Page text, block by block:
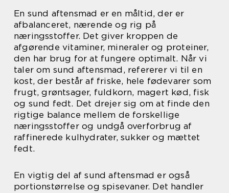
En sund aftensmad er en måltid, der er
afbalanceret, nærende og rig på
næringsstoffer. Det giver kroppen de
afgørende vitaminer, mineraler og proteiner,
den har brug for at fungere optimalt. Når vi
taler om sund aftensmad, refererer vi til en
kost, der består af friske, hele fødevarer som
frugt, grøntsager, fuldkorn, magert kød, fisk
og sund fedt. Det drejer sig om at finde den
rigtige balance mellem de forskellige
næringsstoffer og undgå overforbrug af
raffinerede kulhydrater, sukker og mættet
fedt.
En vigtig del af sund aftensmad er også
portionstørrelse og spisevaner. Det handler